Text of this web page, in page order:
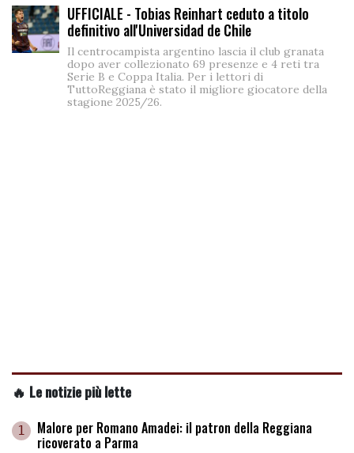
UFFICIALE - Tobias Reinhart ceduto a titolo
definitivo all'Universidad de Chile
Il centrocampista argentino lascia il club granata
dopo aver collezionato 69 presenze e 4 reti tra
Serie B e Coppa Italia. Per i lettori di
TuttoReggiana è stato il migliore giocatore della
stagione 2025/26.
🔥 Le notizie più lette
1 Malore per Romano Amadei: il patron della Reggiana
ricoverato a Parma